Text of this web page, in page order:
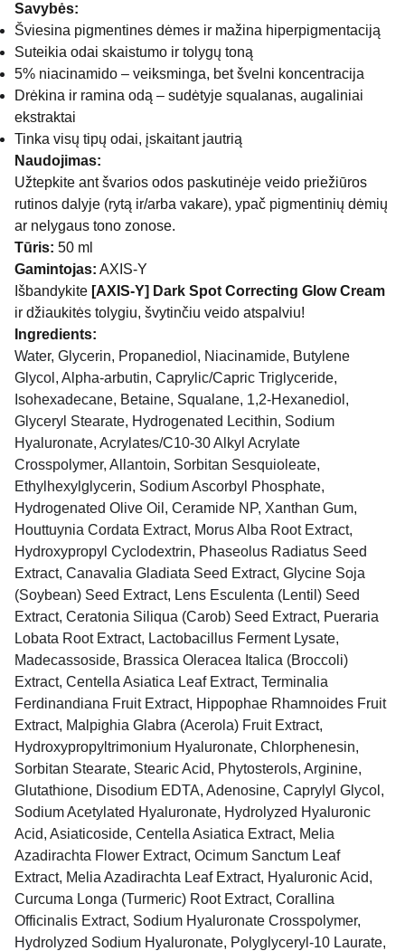
Savybės:
Šviesina pigmentines dėmes ir mažina hiperpigmentaciją
Suteikia odai skaistumo ir tolygų toną
5% niacinamido – veiksminga, bet švelni koncentracija
Drėkina ir ramina odą – sudėtyje squalanas, augaliniai
ekstraktai
Tinka visų tipų odai, įskaitant jautrią
Naudojimas:
Užtepkite ant švarios odos paskutinėje veido priežiūros
rutinos dalyje (rytą ir/arba vakare), ypač pigmentinių dėmių
ar nelygaus tono zonose.
Tūris: 50 ml
Gamintojas: AXIS-Y
Išbandykite [AXIS-Y] Dark Spot Correcting Glow Cream
ir džiaukitės tolygiu, švytinčiu veido atspalviu!
Ingredients:
Water, Glycerin, Propanediol, Niacinamide, Butylene
Glycol, Alpha-arbutin, Caprylic/Capric Triglyceride,
Isohexadecane, Betaine, Squalane, 1,2-Hexanediol,
Glyceryl Stearate, Hydrogenated Lecithin, Sodium
Hyaluronate, Acrylates/C10-30 Alkyl Acrylate
Crosspolymer, Allantoin, Sorbitan Sesquioleate,
Ethylhexylglycerin, Sodium Ascorbyl Phosphate,
Hydrogenated Olive Oil, Ceramide NP, Xanthan Gum,
Houttuynia Cordata Extract, Morus Alba Root Extract,
Hydroxypropyl Cyclodextrin, Phaseolus Radiatus Seed
Extract, Canavalia Gladiata Seed Extract, Glycine Soja
(Soybean) Seed Extract, Lens Esculenta (Lentil) Seed
Extract, Ceratonia Siliqua (Carob) Seed Extract, Pueraria
Lobata Root Extract, Lactobacillus Ferment Lysate,
Madecassoside, Brassica Oleracea Italica (Broccoli)
Extract, Centella Asiatica Leaf Extract, Terminalia
Ferdinandiana Fruit Extract, Hippophae Rhamnoides Fruit
Extract, Malpighia Glabra (Acerola) Fruit Extract,
Hydroxypropyltrimonium Hyaluronate, Chlorphenesin,
Sorbitan Stearate, Stearic Acid, Phytosterols, Arginine,
Glutathione, Disodium EDTA, Adenosine, Caprylyl Glycol,
Sodium Acetylated Hyaluronate, Hydrolyzed Hyaluronic
Acid, Asiaticoside, Centella Asiatica Extract, Melia
Azadirachta Flower Extract, Ocimum Sanctum Leaf
Extract, Melia Azadirachta Leaf Extract, Hyaluronic Acid,
Curcuma Longa (Turmeric) Root Extract, Corallina
Officinalis Extract, Sodium Hyaluronate Crosspolymer,
Hydrolyzed Sodium Hyaluronate, Polyglyceryl-10 Laurate,